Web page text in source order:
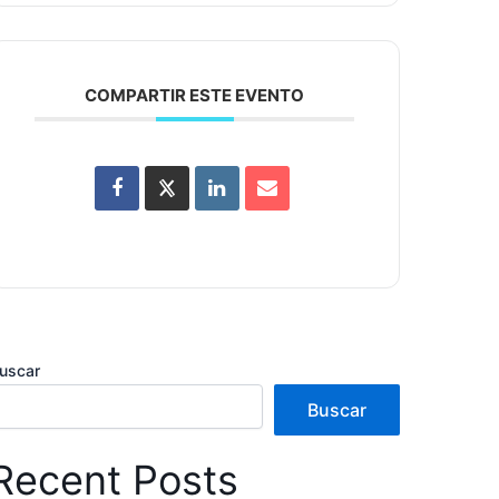
COMPARTIR ESTE EVENTO
Buscar
Posts